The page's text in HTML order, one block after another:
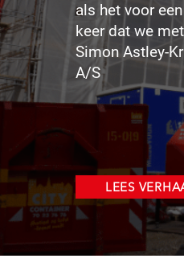
als het voor
keer dat we
Simon Astley-
A/S
LEES